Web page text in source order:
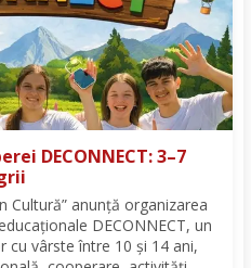
DECONNECT: 3–7
Cultură” anunță organizarea
DECONNECT, un
cu vârste între 10 și 14 ani,